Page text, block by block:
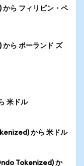
ら フィリピン・ペ
ら ポーランド ズ
米ドル
から 米ドル
Tokenized) か